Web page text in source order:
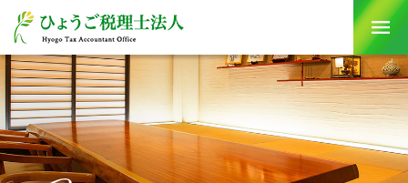
Skip
to
content